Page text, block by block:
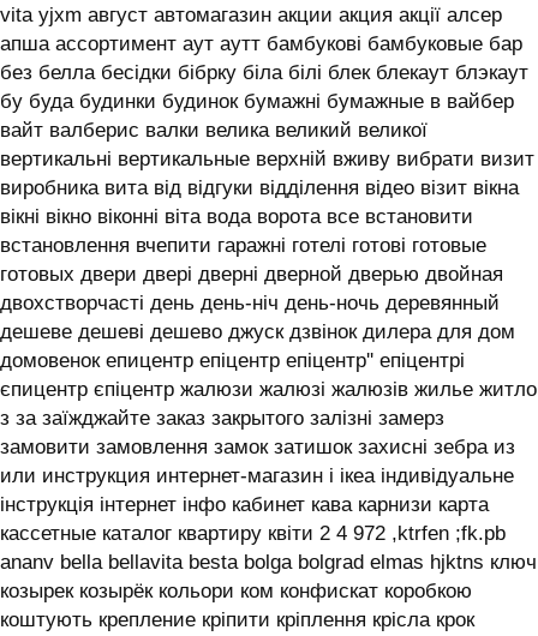
vita yjxm август автомагазин акции акция акції алсер
апша ассортимент аут аутт бамбукові бамбуковые бар
без белла бесідки бібрку біла білі блек блекаут блэкаут
бу буда будинки будинок бумажні бумажные в вайбер
вайт валберис валки велика великий великої
вертикальні вертикальные верхній вживу вибрати визит
виробника вита від відгуки відділення відео візит вікна
вікні вікно віконні віта вода ворота все встановити
встановлення вчепити гаражні готелі готові готовые
готовых двери двері дверні дверной дверью двойная
двохстворчасті день день-ніч день-ночь деревянный
дешеве дешеві дешево джуск дзвінок дилера для дом
домовенок епицентр епіцентр епіцентр'' епіцентрі
єпицентр єпіцентр жалюзи жалюзі жалюзів жилье житло
з за заїжджайте заказ закрытого залізні замерз
замовити замовлення замок затишок захисні зебра из
или инструкция интернет-магазин і ікеа індивідуальне
інструкція інтернет інфо кабинет кава карнизи карта
кассетные каталог квартиру квіти 2 4 972 ,ktrfen ;fk.pb
ananv bella bellavita besta bolga bolgrad elmas hjktns ключ
козырек козырёк кольори ком конфискат коробкою
коштують крепление кріпити кріплення крісла крок